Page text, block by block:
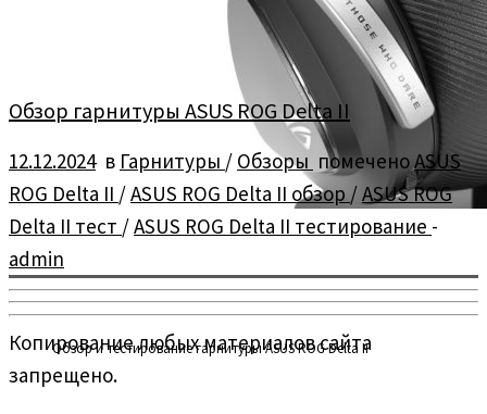
Обзор и тестирование гарнитуры ASUS ROG Delta II
Обзор гарнитуры ASUS ROG Delta II
12.12.2024в Гарнитуры / Обзоры помеченоASUS
ROG Delta II /ASUS ROG Delta II обзор /ASUS ROG
Delta II тест /ASUS ROG Delta II тестирование -
admin
Копирование любых материалов сайта
запрещено.